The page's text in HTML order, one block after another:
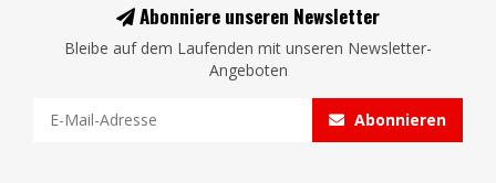
Abonniere unseren Newsletter
Bleibe auf dem Laufenden mit unseren Newsletter-
Angeboten
Abonnieren